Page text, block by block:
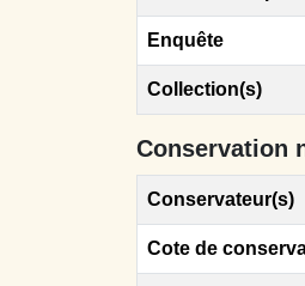
Enquête
Collection(s)
Conservation
Conservateur(s)
Cote de